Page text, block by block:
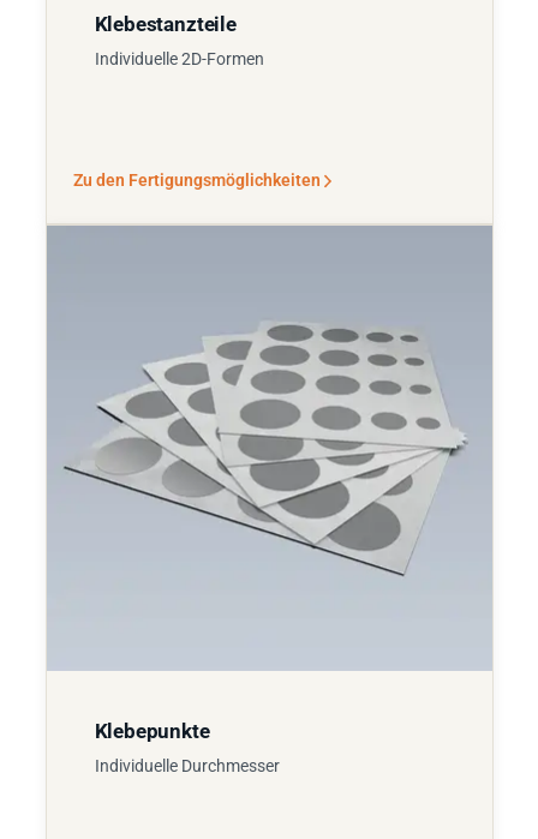
Klebestanzteile
Individuelle 2D-Formen
Zu den Fertigungsmöglichkeiten
Klebepunkte
Individuelle Durchmesser